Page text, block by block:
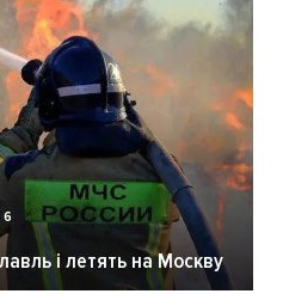
і летять на Москву